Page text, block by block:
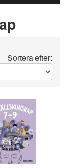
Sortera efter: